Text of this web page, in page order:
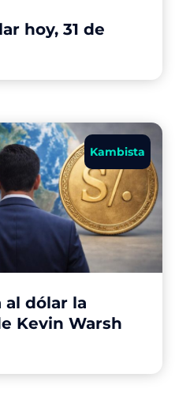
hoy, 31 de
Kambista
al dólar la
Kevin Warsh